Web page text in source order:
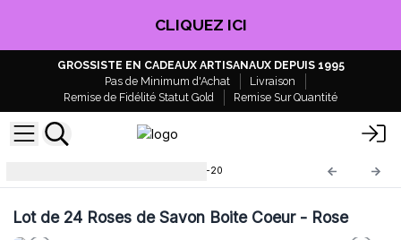
CLIQUEZ ICI
GROSSISTE EN CADEAUX ARTISANAUX DEPUIS 1995
Pas de Minimum d'Achat
Livraison
Remise de Fidélité Statut Gold
Remise Sur Quantité
LSF-20
Lot de 24 Roses de Savon Boite Coeur - Rose